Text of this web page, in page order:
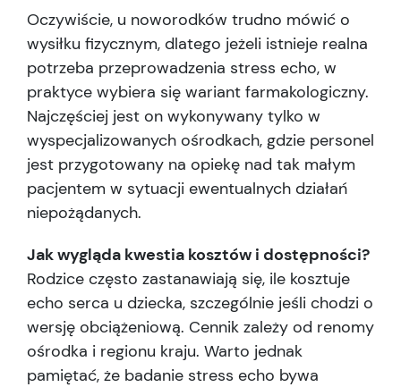
Oczywiście, u noworodków trudno mówić o
wysiłku fizycznym, dlatego jeżeli istnieje realna
potrzeba przeprowadzenia stress echo, w
praktyce wybiera się wariant farmakologiczny.
Najczęściej jest on wykonywany tylko w
wyspecjalizowanych ośrodkach, gdzie personel
jest przygotowany na opiekę nad tak małym
pacjentem w sytuacji ewentualnych działań
niepożądanych.
Jak wygląda kwestia kosztów i dostępności?
Rodzice często zastanawiają się, ile kosztuje
echo serca u dziecka, szczególnie jeśli chodzi o
wersję obciążeniową. Cennik zależy od renomy
ośrodka i regionu kraju. Warto jednak
pamiętać, że badanie stress echo bywa